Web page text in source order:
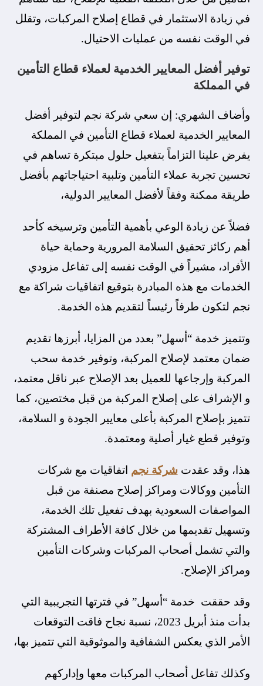
في زيادة الاستثمار في قطاع إصلاح المركبات، وتقلل
في الوقت نفسه من عمليات الاحتيال.
توفير أفضل المعايير الخدمية لعملاء قطاع التأمين
في المملكة
وأضاف الشهري: إن سعي شركة نجم لتوفير أفضل
المعايير الخدمية لعملاء قطاع التأمين في المملكة
يفرض علينا التزاماً بتفعيل حلول مبتكرة تساهم في
تحسين تجربة عملاء التأمين وتلبية احتياجاتهم بأفضل
طريقة ممكنة وفقاً لأفضل المعايير الدولية،
فضلاً عن زيادة الوعي بأهمية التأمين وترسيخه كأحد
أهم ركائز تحقيق السلامة المرورية وحماية حياة
الأفراد، مشيراً في الوقت نفسه إلى تفاعل مزودي
الخدمات مع هذه المبادرة بتوقيع اتفاقيات شراكة مع
نجم لتكون طرفاً رئيساً لتقديم هذه الخدمة.
وتتميز خدمة “أسهل” بعدد من المزايا، أبرزها تقديم
ضمان معتمد لإصلاح المركبة، وتوفير خدمة سحب
المركبة وإرجاعها للعميل بعد الإصلاح عبر ناقل معتمد،
و الإشراف على إصلاح المركبة من قبل مختصين، كما
تتميز بإصلاح المركبة بأعلى معايير الجودة و السلامة،
وتوفير قطع غيار أصلية ومعتمدة.
هذا، وقد عقدتشركة نجم اتفاقيات مع شركات
التأمين ووكالات ومراكز إصلاح مصنفة من قبل
المواصفات السعودية بهدف تفعيل تلك الخدمة،
وتسهيل تقديمها من خلال كافة الأطراف المشتركة
والتي تشمل أصحاب المركبات وشركات التأمين
ومراكز الإصلاح.
وقد حققت خدمة “أسهل” في فترتها التجريبية التي
بدأت منذ أبريل 2023، نسبة نجاح فاقت التوقعات
الأمر الذي يعكس الشفافية والموثوقية التي تتميز بها،
وكذلك تفاعل أصحاب المركبات معها وإداركهم